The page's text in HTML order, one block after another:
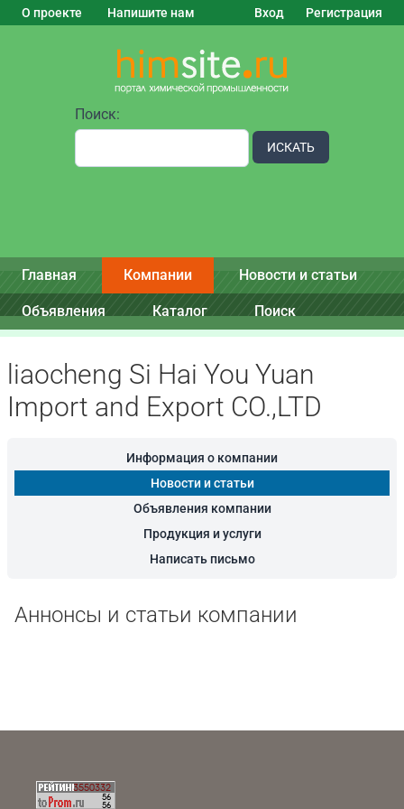
О проекте Напишите нам Вход Регистрация
Поиск:
ИСКАТЬ
Главная Компании Новости и статьи
Объявления Каталог Поиск
liaocheng Si Hai You Yuan
Import and Export CO.,LTD
Информация о компании
Новости и статьи
Объявления компании
Продукция и услуги
Написать письмо
Аннонсы и статьи компании